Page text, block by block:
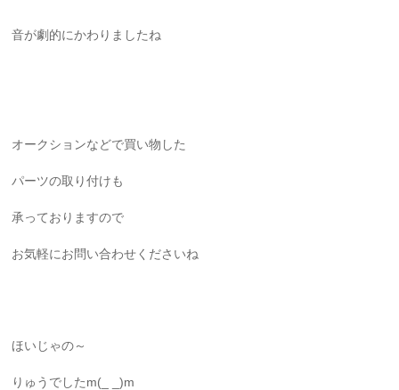
音が劇的にかわりましたね
オークションなどで買い物した
パーツの取り付けも
承っておりますので
お気軽にお問い合わせくださいね
ほいじゃの～
りゅうでしたm(_ _)m